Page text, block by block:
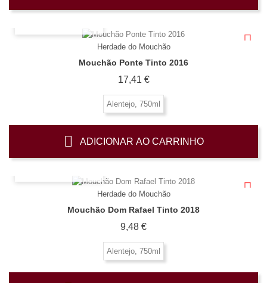
Herdade do Mouchão
Mouchão Ponte Tinto 2016
17,41 €Preço
Alentejo, 750ml
ADICIONAR AO CARRINHO
Herdade do Mouchão
Mouchão Dom Rafael Tinto 2018
9,48 €Preço
Alentejo, 750ml